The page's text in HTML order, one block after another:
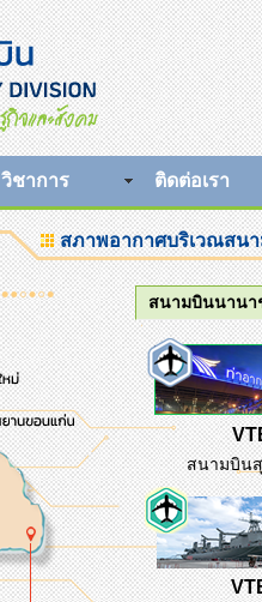
วิชาการ ติดต่อเรา
สภาพอากาศบริเวณสนา
สนามบินนานา
สนามบิน